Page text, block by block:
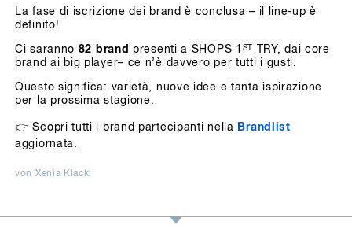
La fase di iscrizione dei brand è conclusa – il line-up è
definito!
Ci saranno 82 brand presenti a SHOPS 1 ST
TRY, dai core
brand ai big player– ce n’è davvero per tutti i gusti.
Questo significa: varietà, nuove idee e tanta ispirazione
per la prossima stagione.
👉 Scopri tutti i brand partecipanti nella Brandlist
aggiornata.
von Xenia Klackl